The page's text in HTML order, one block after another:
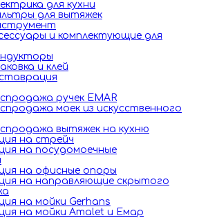
для кухни
для вытяжек
и комплектующие для
и клей
ручек EMAR
моек из искусственного
вытяжек на кухню
на стрейч
на посудомоечные
на офисные опоры
на направляющие скрытого
на мойки Gerhans
на мойки Amalet и Емар